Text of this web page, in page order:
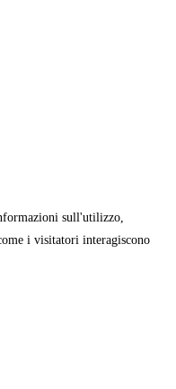
sull'utilizzo,
i visitatori interagiscono